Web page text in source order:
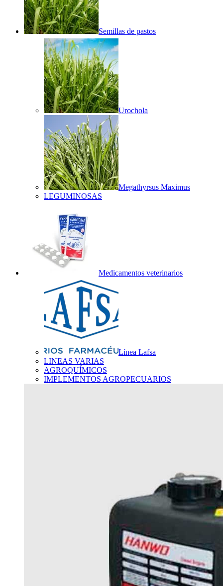
Semillas de pastos
Urochola
Megathyrsus Maximus
LEGUMINOSAS
Medicamentos veterinarios
Línea Lafsa
LINEAS VARIAS
AGROQUÍMICOS
IMPLEMENTOS AGROPECUARIOS